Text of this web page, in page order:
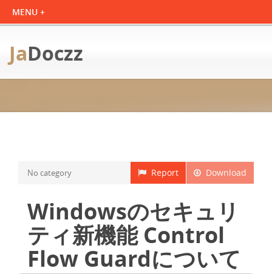
JaDoczz
Download
Report
No category
Windowsのセキュリ
ティ新機能 Control
Flow Guardについて